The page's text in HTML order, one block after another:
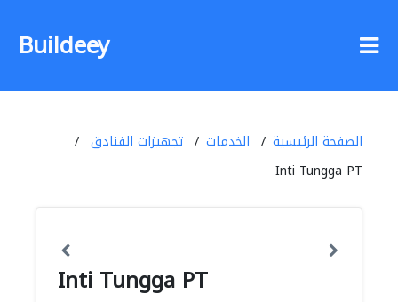
Buildeey
الصفحة الرئيسية الخدمات
تجهيزات الفنادق
Inti Tungga PT
Inti Tungga PT